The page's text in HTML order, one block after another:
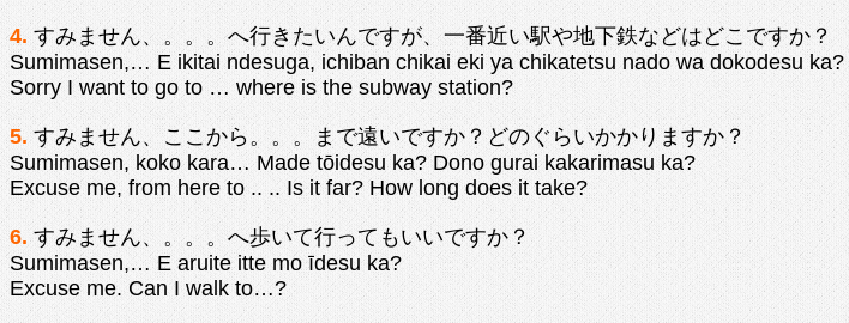
4. すみません、。。。へ行きたいんですが、一番近い駅や地下鉄などはどこですか？
Sumimasen,… E ikitai ndesuga, ichiban chikai eki ya chikatetsu nado wa dokodesu ka?
Sorry I want to go to … where is the subway station?
5. すみません、ここから。。。まで遠いですか？どのぐらいかかりますか？
Sumimasen, koko kara… Made tōidesu ka? Dono gurai kakarimasu ka?
Excuse me, from here to .. .. Is it far? How long does it take?
6.すみません、。。。へ歩いて行ってもいいですか？
Sumimasen,… E aruite itte mo īdesu ka?
Excuse me. Can I walk to…?